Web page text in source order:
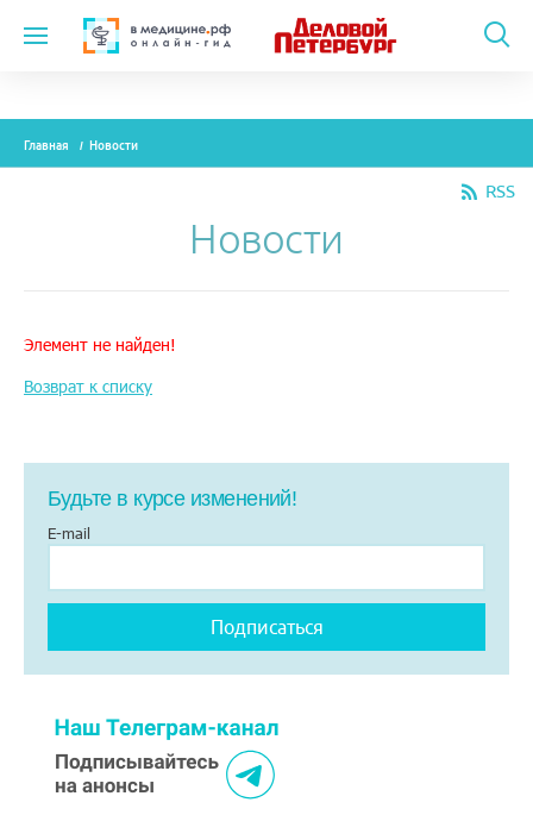
Модули
О проекте
Контакты
Заказать звонок
Тарифы
Подписка
Главная Новости
RSS
Новости
Элемент не найден!
Возврат к списку
Будьте в курсе изменений!
E-mail